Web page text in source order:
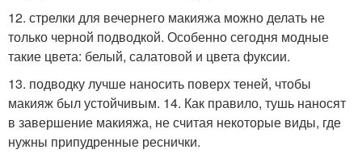
12. стрелки для вечернего макияжа можно делать не
только черной подводкой. Особенно сегодня модные
такие цвета: белый, салатовой и цвета фуксии.
13. подводку лучше наносить поверх теней, чтобы
макияж был устойчивым. 14. Как правило, тушь наносят
в завершение макияжа, не считая некоторые виды, где
нужны припудренные реснички.